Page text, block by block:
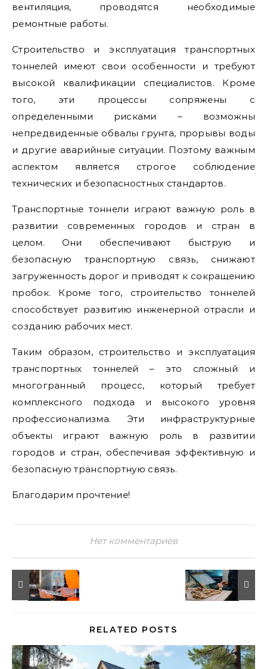
вентиляция, проводятся необходимые
ремонтные работы.
Строительство и эксплуатация транспортных
тоннелей имеют свои особенности и требуют
высокой квалификации специалистов. Кроме
того, эти процессы сопряжены с
определенными рисками – возможны
непредвиденные обвалы грунта, прорывы воды
и другие аварийные ситуации. Поэтому важным
аспектом является строгое соблюдение
технических и безопасностных стандартов.
Транспортные тоннели играют важную роль в
развитии современных городов и стран в
целом. Они обеспечивают быструю и
безопасную транспортную связь, снижают
загруженность дорог и приводят к сокращению
пробок. Кроме того, строительство тоннелей
способствует развитию инженерной отрасли и
созданию рабочих мест.
Таким образом, строительство и эксплуатация
транспортных тоннелей – это сложный и
многогранный процесс, который требует
комплексного подхода и высокого уровня
профессионализма. Эти инфраструктурные
объекты играют важную роль в развитии
городов и стран, обеспечивая эффективную и
безопасную транспортную связь.
Благодарим прочтение!
Нет комментариев
RELATED POSTS